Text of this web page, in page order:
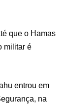
que o Hamas
militar é
entrou em
na